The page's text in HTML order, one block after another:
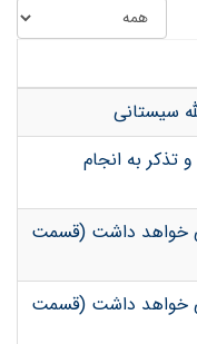
سیستانی
تذکر به انجام
پی خواهد داشت (قسمت
پی خواهد داشت (قسمت